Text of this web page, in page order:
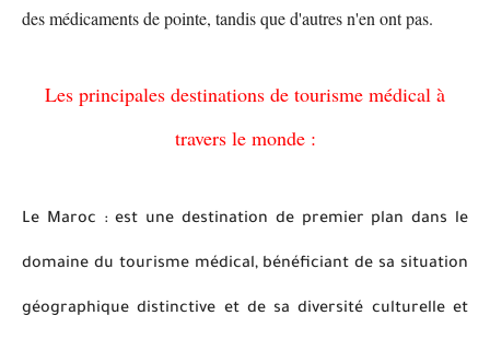
des médicaments de pointe, tandis que d'autres n'en ont pas.
Les principales destinations de tourisme médical à
travers le monde :
Le Maroc : est une destination de premier plan dans le
domaine du tourisme médical, bénéficiant de sa situation
géographique distinctive et de sa diversité culturelle et